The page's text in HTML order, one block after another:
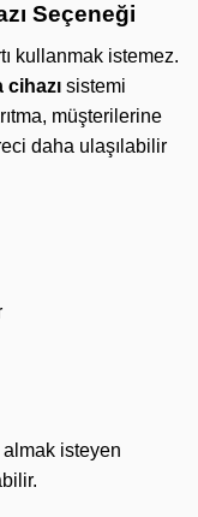
Seçeneği
kullanmak istemez.
cihazı sistemi
müşterilerine
daha ulaşılabilir
almak isteyen